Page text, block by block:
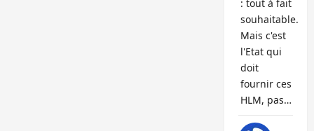
: tout à fait
souhaitable.
Mais c'est
l'Etat qui
doit
fournir ces
HLM, pas…